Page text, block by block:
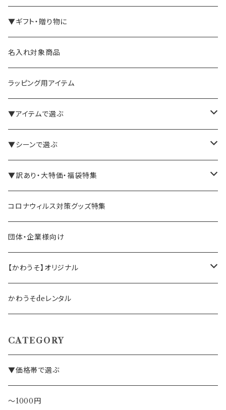
▼ギフト・贈り物に
名入れ対象商品
ラッピング用アイテム
▼アイテムで選ぶ
バインダー・メモパッド
手帳・ノート
ペン立て・収納ケース・トレイ
バッグ・かばん
▼シーンで選ぶ
テレワーク・在宅ワーク向け
司会・セミナー講師向け
営業マン向け
事務職の方向け
▼訳あり・大特価・福袋特集
アウトレット商品
福袋・まとめ買い
コロナウィルス対策グッズ特集
団体・企業様向け
【かわうそ】オリジナル
デザイナー
かわうそdeレンタル
CATEGORY
▼価格帯で選ぶ
～1000円